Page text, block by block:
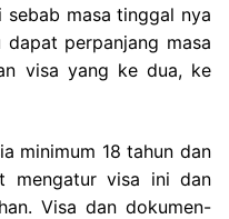
sebab masa tinggal nya
dapat perpanjang masa
visa yang ke dua, ke
minimum 18 tahun dan
mengatur visa ini dan
Visa dan dokumen-